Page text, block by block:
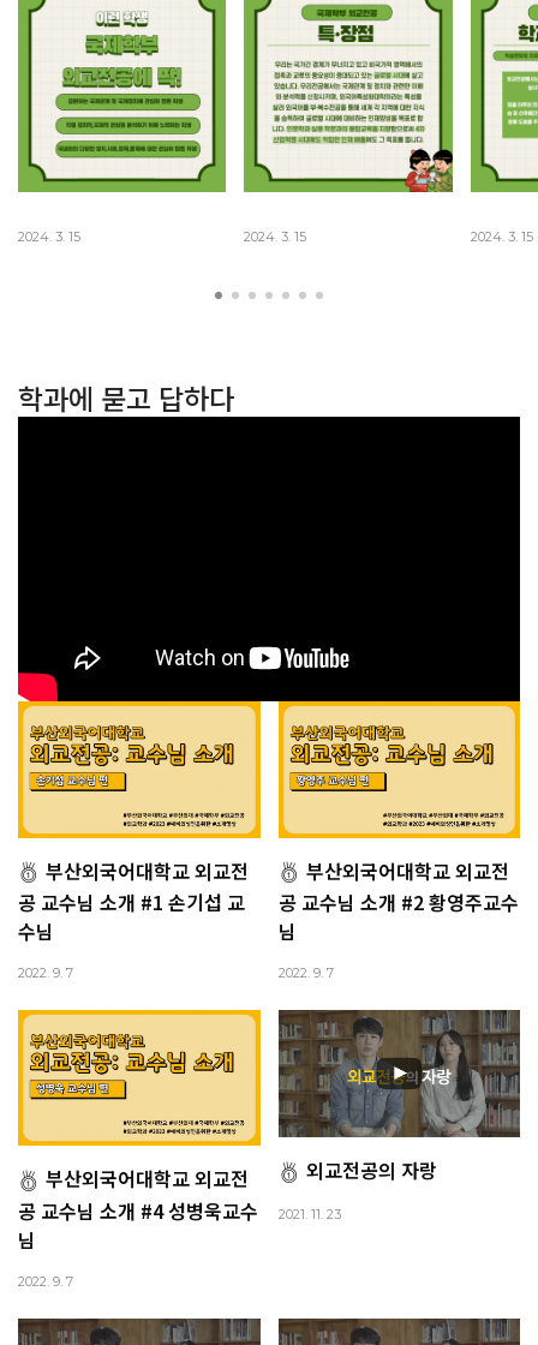
2024. 3. 15 2024. 3. 15 2024. 3. 15
학과에 묻고 답하다
부산외국어대학교 외교전
공 교수님 소개 #1 손기섭 교
수님
2022. 9. 7
부산외국어대학교 외교전
공 교수님 소개 #2 황영주교수
님
2022. 9. 7
부산외국어대학교 외교전
공 교수님 소개 #4 성병욱교수
님
2022. 9. 7
외교전공의 자랑
2021. 11. 23